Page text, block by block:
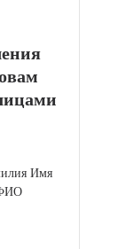
Имя